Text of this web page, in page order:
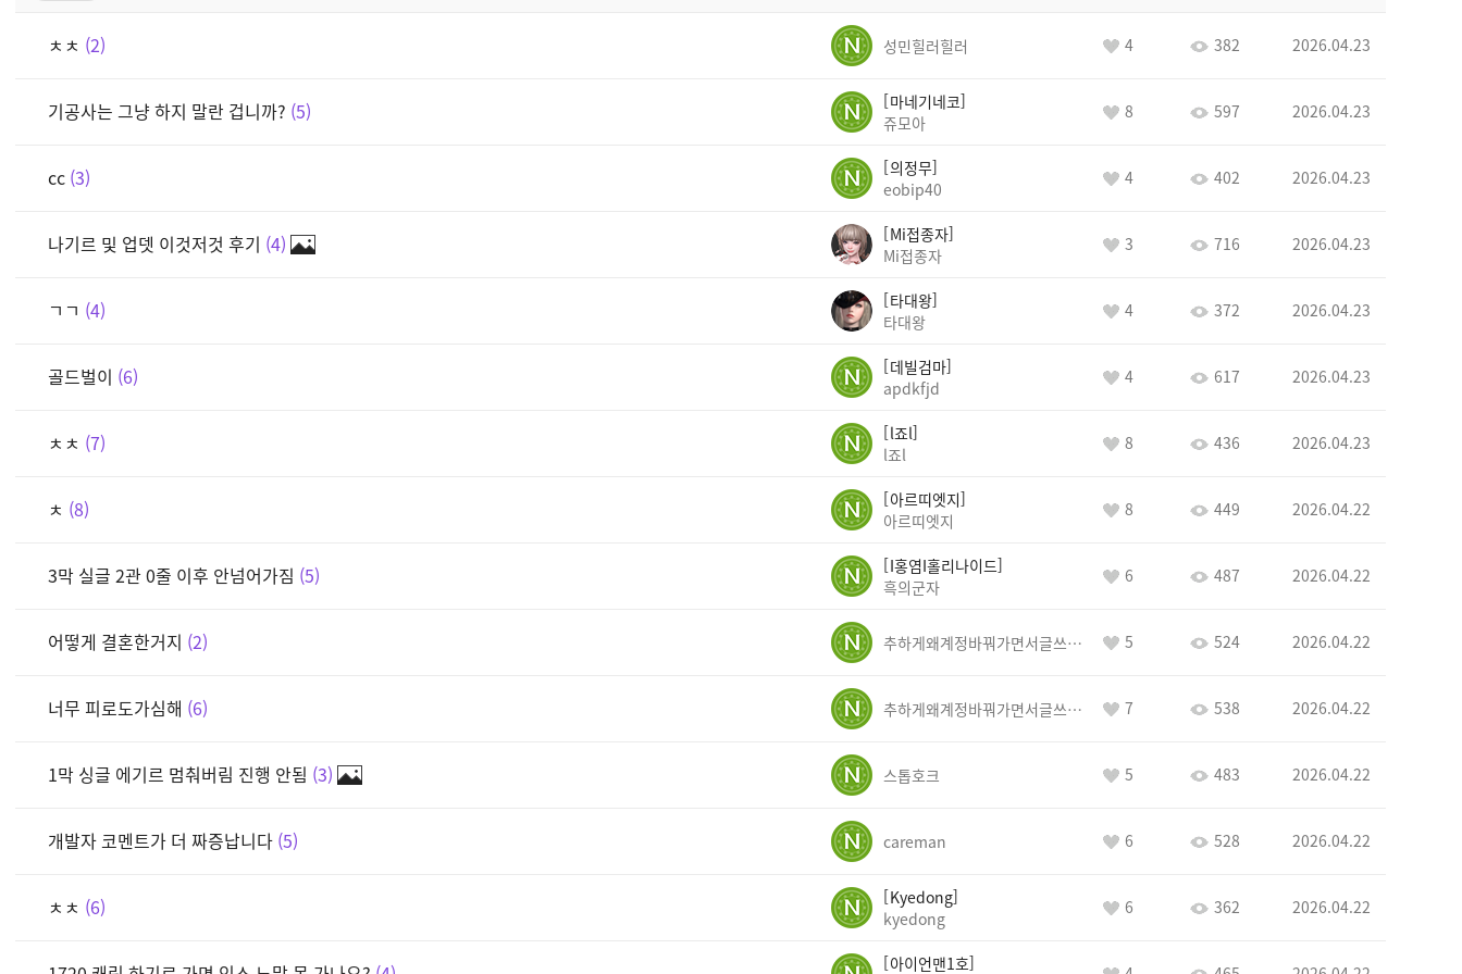
ㅊㅊ 2 성민힐러힐러 4 382 2026.04.23
기공사는 그냥 하지 말란 겁니까? 5
마네기네코
쥬모아
8 597 2026.04.23
cc 3
의정무
eobip40
4 402 2026.04.23
나기르 및 업뎃 이것저것 후기 4
Mi접종자
Mi접종자
3 716 2026.04.23
ㄱㄱ 4
타대왕
타대왕
4 372 2026.04.23
골드벌이 6
데빌검마
apdkfjd
4 617 2026.04.23
ㅊㅊ 7
l죠l
l죠l
8 436 2026.04.23
ㅊ 8
아르띠엣지
아르띠엣지
8 449 2026.04.22
3막 실글 2관 0줄 이후 안넘어가짐 5
I홍염I홀리나이드
흑의군자
6 487 2026.04.22
어떻게 결혼한거지 2 추하게왜계정바꿔가면서글쓰는유이가뭐임 5 524 2026.04.22
너무 피로도가심해 6 추하게왜계정바꿔가면서글쓰는유이가뭐임 7 538 2026.04.22
1막 싱글 에기르 멈춰버림 진행 안됨 3 스톱호크 5 483 2026.04.22
개발자 코멘트가 더 짜증납니다 5 careman 6 528 2026.04.22
ㅊㅊ 6
Kyedong
kyedong
6 362 2026.04.22
아이언맨1호